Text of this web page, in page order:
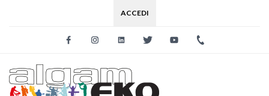
ACCEDI
FacebookInstagramLinkedinTwitter Youtube